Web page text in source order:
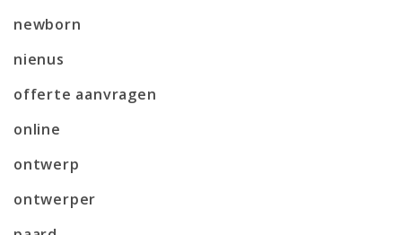
newborn
nienus
offerte aanvragen
online
ontwerp
ontwerper